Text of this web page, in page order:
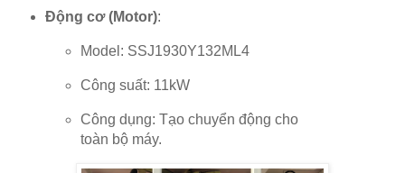
Động cơ (Motor):
Model: SSJ1930Y132ML4
Công suất: 11kW
Công dụng: Tạo chuyển động cho
toàn bộ máy.